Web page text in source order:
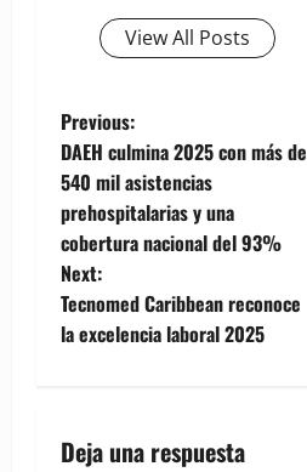
View All Posts
P
o
s
t
n
v
Previous:
DAEH culmina 2025 con más de
540 mil asistencias
prehospitalarias y una
cobertura nacional del 93%
Next:
Tecnomed Caribbean reconoce
la excelencia laboral 2025
Deja una respuesta